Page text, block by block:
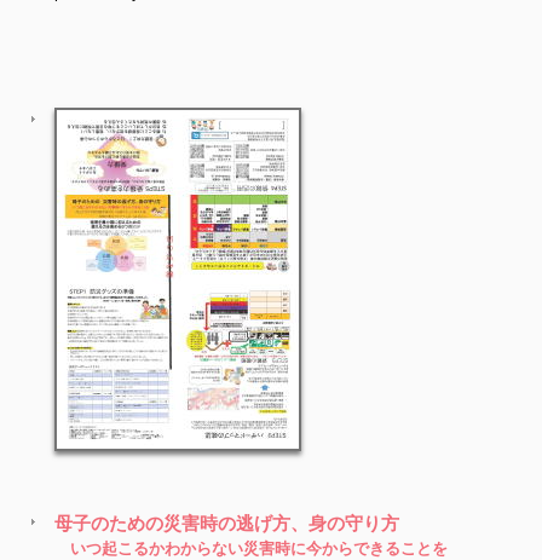
母子のための災害時の逃げ方、身の守り方
いつ起こるかわからない災害時に今からできることを